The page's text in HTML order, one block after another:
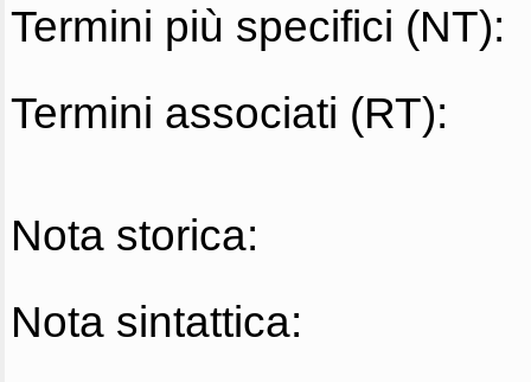
Termini più specifici (NT):
Termini associati (RT):
Nota storica:
Nota sintattica: